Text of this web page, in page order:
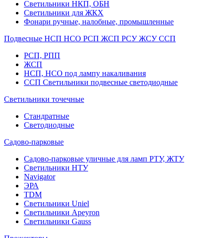
Светильники НКП, ОБН
Светильники для ЖКХ
Фонари ручные, налобные, промышленные
Подвесные НСП НСО РСП ЖСП РСУ ЖСУ ССП
РСП, РПП
ЖСП
НСП, НСО под лампу накаливания
ССП Светильники подвесные светодиодные
Светильники точечные
Стандратные
Светодиодные
Садово-парковые
Садово-парковые уличные для ламп РТУ, ЖТУ
Светильники НТУ
Navigator
ЭРА
TDM
Светильники Uniel
Светильники Apeyron
Светильники Gauss